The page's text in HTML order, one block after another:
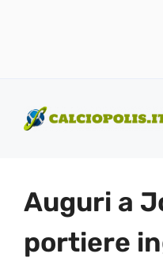
contenuto
Auguri a
portiere